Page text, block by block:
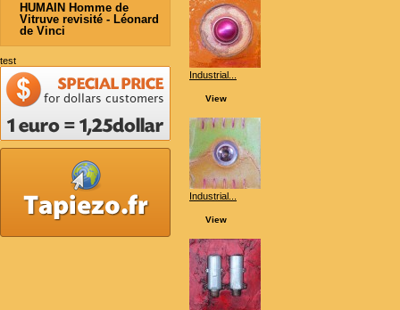
HUMAIN Homme de
Vitruve revisité - Léonard
de Vinci
test
Industrial...
View
Industrial...
View